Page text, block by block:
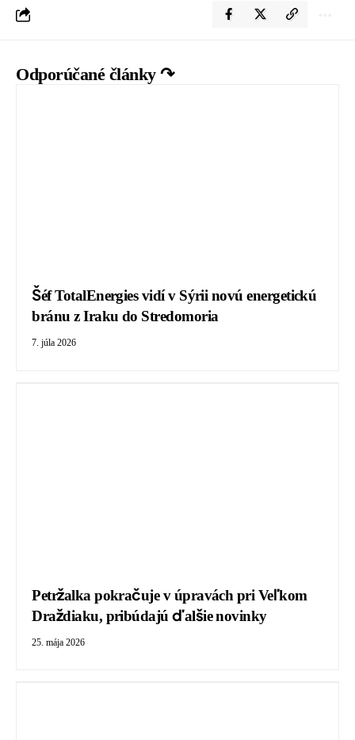
Odporúčané články ↷
Šéf TotalEnergies vidí v Sýrii novú energetickú
bránu z Iraku do Stredomoria
7. júla 2026
Petržalka pokračuje v úpravách pri Veľkom
Draždiaku, pribúdajú ďalšie novinky
25. mája 2026